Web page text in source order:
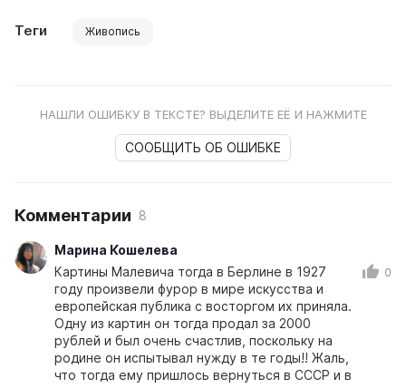
Теги Живопись
НАШЛИ ОШИБКУ В ТЕКСТЕ? ВЫДЕЛИТЕ ЕЁ И НАЖМИТЕ
СООБЩИТЬ ОБ ОШИБКЕ
Комментарии 8
Марина Кошелева
Картины Малевича тогда в Берлине в 1927
году произвели фурор в мире искусства и
европейская публика с восторгом их приняла.
Одну из картин он тогда продал за 2000
рублей и был очень счастлив, поскольку на
родине он испытывал нужду в те годы!! Жаль,
что тогда ему пришлось вернуться в СССР и в
0